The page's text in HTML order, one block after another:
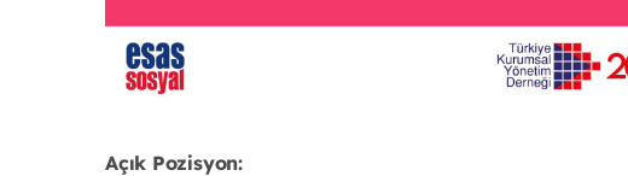
Açık Pozisyon: